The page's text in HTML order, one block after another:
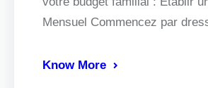
Mensuel Commencez par
Know More